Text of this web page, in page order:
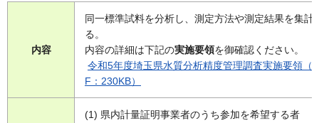
内容
同一標準試料を分析し、測定方法や測定結果を集計
る。
内容の詳細は下記の実施要領を御確認ください。
令和5年度埼玉県水質分析精度管理調査実施要領（
F：230KB）
(1) 県内計量証明事業者のうち参加を希望する者